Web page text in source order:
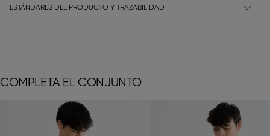
ESTÁNDARES DEL PRODUCTO Y TRAZABILIDAD
COMPLETA EL CONJUNTO